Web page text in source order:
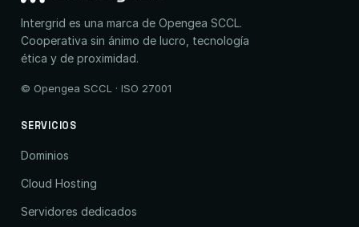
Intergrid es una marca de Opengea SCCL.
Cooperativa sin ánimo de lucro, tecnología
ética y de proximidad.
© Opengea SCCL · ISO 27001
SERVICIOS
Dominios
Cloud Hosting
Servidores dedicados